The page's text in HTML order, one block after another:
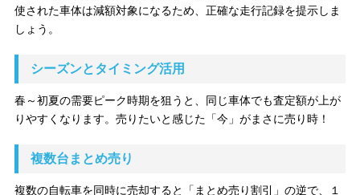
使された車体は減額対象になるため、正確な走行記録を提示しま
しょう。
シーズンとタイミング活用
春～初夏の需要ピーク時期を狙うと、同じ車体でも査定額が上が
りやすくなります。売りたいと感じた「今」がまさに売り時！
複数台まとめ売り
複数の自転車を同時に売却すると「まとめ売り割引」の逆で、１